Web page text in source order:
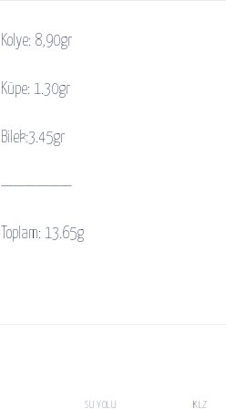
Kolye: 8,90gr
Küpe: 1.30gr
Bilek:3.45gr
——————
Toplam: 13.65g
SU YOLU KLZ